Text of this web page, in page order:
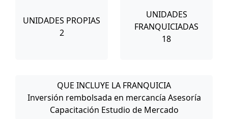
UNIDADES PROPIAS
2
UNIDADES
FRANQUICIADAS
18
QUE INCLUYE LA FRANQUICIA
Inversión rembolsada en mercancía Asesoría
Capacitación Estudio de Mercado